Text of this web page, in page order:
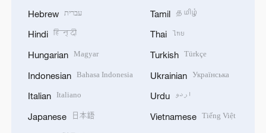
Hebrew עברית
Hindi हिन्दी
Hungarian Magyar
Indonesian Bahasa Indonesia
Italian Italiano
Japanese 日本語
Tamil தமிழ்
Thai ไทย
Turkish Türkçe
Ukrainian Українська
Urdu اردو
Vietnamese Tiếng Việt